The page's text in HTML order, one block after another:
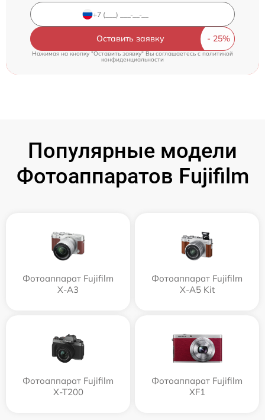
Оставить заявку
Нажимая на кнопку "Оставить заявку" Вы соглашаетесь c политикой
конфиденциальности
Популярные модели
Фотоаппаратов Fujifilm
Фотоаппарат Fujifilm
X-A3
Фотоаппарат Fujifilm
X-A5 Kit
Фотоаппарат Fujifilm
X-T200
Фотоаппарат Fujifilm
XF1